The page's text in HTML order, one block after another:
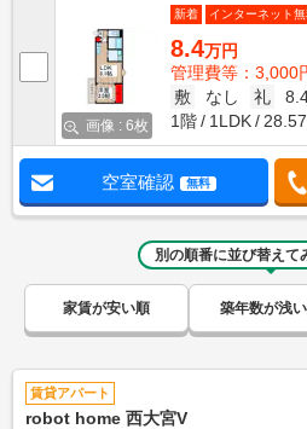
画像 : 6枚
新着 インターネット
8.4万円
管理費等：3,000
敷
なし 礼
1階
1LDK
空室確認 無料
別の順番に並び替えて
家賃が安い順 築年数が浅
賃貸アパート
robot home 西大宮V